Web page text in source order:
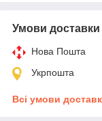
Умови доставки
Нова Пошта
Укрпошта
Всі умови